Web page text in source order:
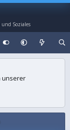
Soziales
unserer